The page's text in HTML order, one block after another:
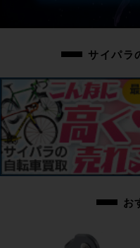
付属品：ペダルは付属いたしませ
画像に無いキズや汚れもございま
で展示キズがございます。※ペダ
ものですべてとなりますのでご了
商品コード
サイパラ
お